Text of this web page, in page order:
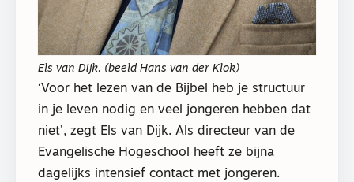
Els van Dijk. (beeld Hans van der Klok)
‘Voor het lezen van de Bijbel heb je structuur
in je leven nodig en veel jongeren hebben dat
niet’, zegt Els van Dijk. Als directeur van de
Evangelische Hogeschool heeft ze bijna
dagelijks intensief contact met jongeren.